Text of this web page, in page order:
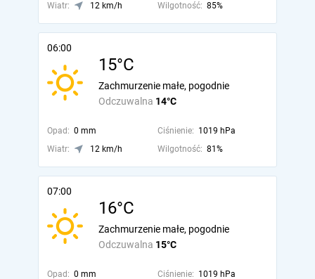
Wiatr:
12 km/h Wilgotność: 85%
06:00
15°C
Odczuwalna 14°C
Zachmurzenie małe, pogodnie
Opad: 0 mm Ciśnienie: 1019 hPa
Wiatr:
12 km/h Wilgotność: 81%
07:00
16°C
Odczuwalna 15°C
Zachmurzenie małe, pogodnie
Opad: 0 mm Ciśnienie: 1019 hPa